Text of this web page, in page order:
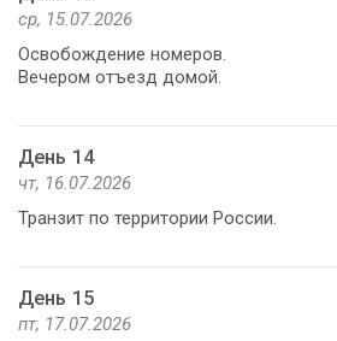
ср, 15.07.2026
Освобождение номеров.
Вечером отъезд домой.
День 14
чт, 16.07.2026
Транзит по территории России.
День 15
пт, 17.07.2026